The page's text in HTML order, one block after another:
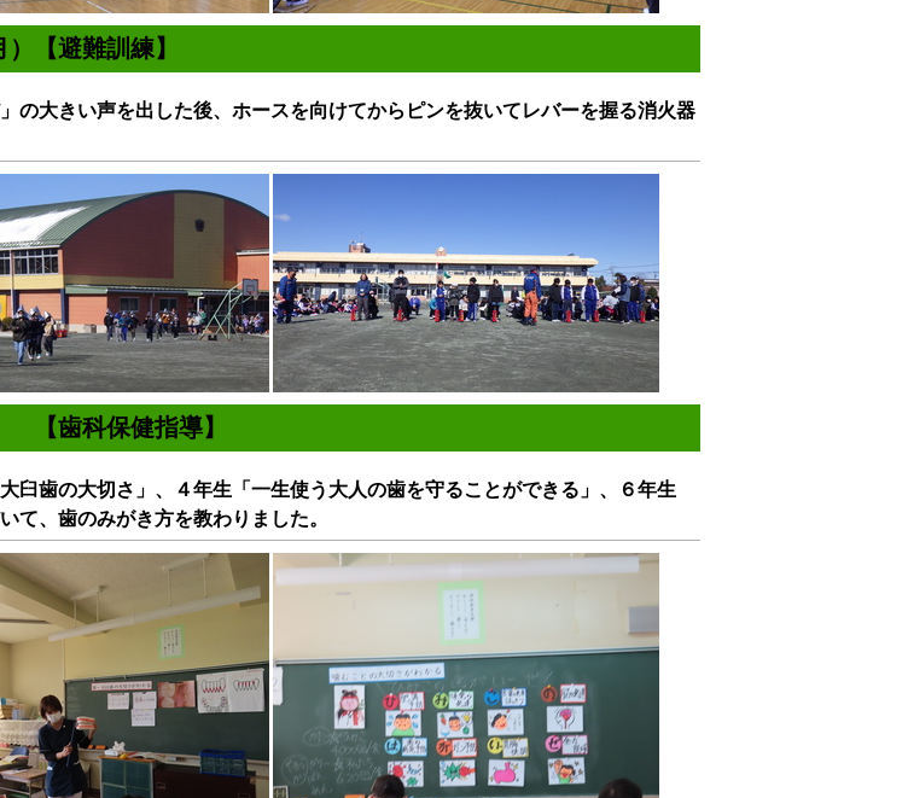
【避難訓練】
の大きい声を出した後、ホースを向けてからピンを抜いてレバーを握る消火器
【歯科保健指導】
臼歯の大切さ」、４年生「一生使う大人の歯を守ることができる」、６年生
て、歯のみがき方を教わりました。